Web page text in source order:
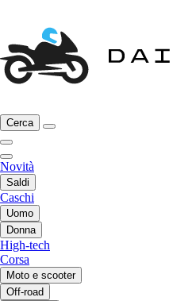
Cerca
Novità
Saldi
Caschi
Uomo
Donna
High-tech
Corsa
Moto e scooter
Off-road